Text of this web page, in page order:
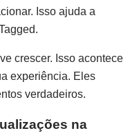
Isso ajuda a
crescer. Isso acontece
experiência. Eles
verdadeiros.
na